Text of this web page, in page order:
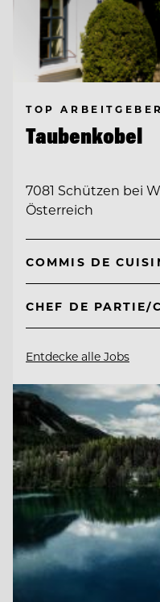
TOP ARBEITGEBER
Taubenkobel
7081 Schützen bei
Österreich
COMMIS DE
CHEF DE PARTIE/
Entdecke alle Jobs